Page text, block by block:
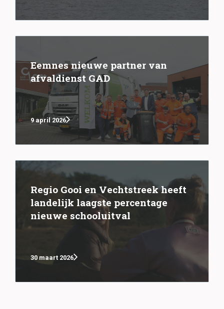
Eemnes nieuwe partner van
afvaldienst GAD
9 april 2026
Regio Gooi en Vechtstreek heeft
landelijk laagste percentage
nieuwe schooluitval
30 maart 2026